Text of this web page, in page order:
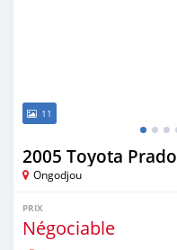
11
2005 Toyota Prado
Ongodjou
PRIX
Négociable